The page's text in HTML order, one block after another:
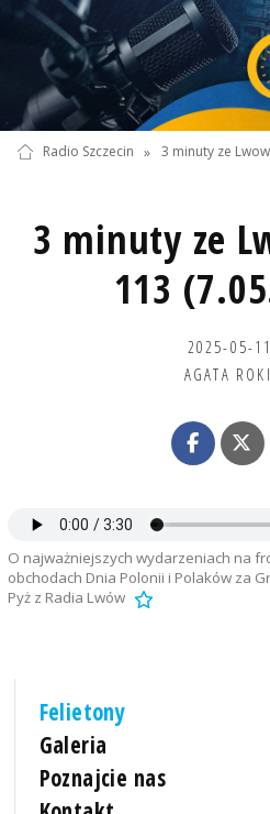
Radio Szczecin » 3 minuty ze
3 minuty ze
113
2025-05-11
AGATA
O najważniejszych wydarzeniach na
obchodach Dnia Polonii i Polaków za
Pyż z Radia Lwów
Felietony
Galeria
Poznajcie nas